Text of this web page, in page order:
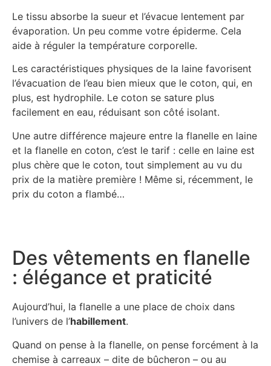
Le tissu absorbe la sueur et l’évacue lentement par
évaporation. Un peu comme votre épiderme. Cela
aide à réguler la température corporelle.
Les caractéristiques physiques de la laine favorisent
l’évacuation de l’eau bien mieux que le coton, qui, en
plus, est hydrophile. Le coton se sature plus
facilement en eau, réduisant son côté isolant.
Une autre différence majeure entre la flanelle en laine
et la flanelle en coton, c’est le tarif : celle en laine est
plus chère que le coton, tout simplement au vu du
prix de la matière première ! Même si, récemment, le
prix du coton a flambé…
Des vêtements en flanelle
: élégance et praticité
Aujourd’hui, la flanelle a une place de choix dans
l’univers de l’habillement.
Quand on pense à la flanelle, on pense forcément à la
chemise à carreaux – dite de bûcheron – ou au